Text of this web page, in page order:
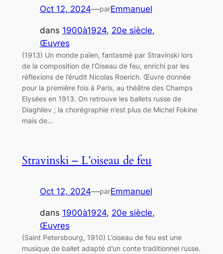
Oct 12, 2024—parEmmanuel
dans 1900à1924, 20e siècle
Œuvres
(1913) Un monde païen, fantasmé par Stravinski lors
de la composition de l’Oiseau de feu, enrichi par les
réflexions de l’érudit Nicolas Roerich. Œuvre donnée
pour la première fois à Paris, au théâtre des Champs
Elysées en 1913. On retrouve les ballets russe de
Diaghilev ; la chorégraphie n’est plus de Michel Fokine
mais de…
Stravinski – L’oiseau de feu
Oct 12, 2024—parEmmanuel
dans 1900à1924, 20e siècle
Œuvres
(Saint Petersbourg, 1910) L’oiseau de feu est une
musique de ballet adapté d’un conte traditionnel russe.